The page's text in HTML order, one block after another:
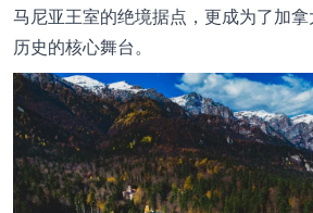
马尼亚王室的绝境据点，更成为了加
历史的核心舞台。